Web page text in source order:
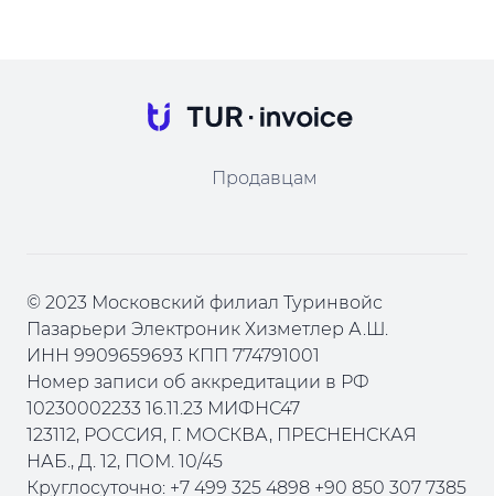
Продавцам
© 2023 Московский филиал Туринвойс
Пазарьери Электроник Хизметлер А.Ш.
ИНН 9909659693 КПП 774791001
Номер записи об аккредитации в РФ
10230002233 16.11.23 МИФНС47
123112, РОССИЯ, Г. МОСКВА, ПРЕСНЕНСКАЯ
НАБ., Д. 12, ПОМ. 10/45
Круглосуточно: +7 499 325 4898 +90 850 307 7385